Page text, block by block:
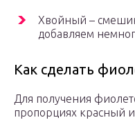
Хвойный –
добавляем
Как сделать
Для получения
пропорциях красный